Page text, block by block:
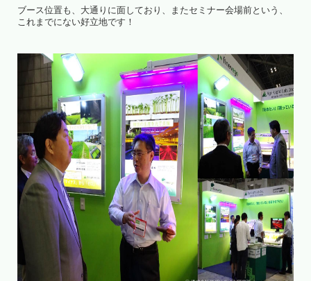
ブース位置も、大通りに面しており、またセミナー会場前という、
これまでにない好立地です！